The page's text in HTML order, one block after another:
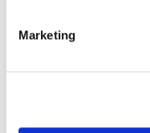
Marketing